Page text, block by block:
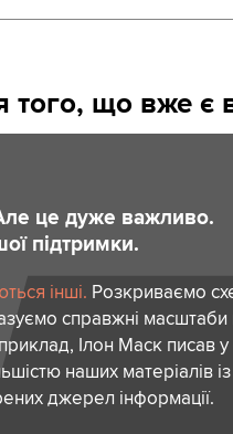
того, що вже є в
це дуже важливо.
підтримки.
інші. Розкриваємо
справжні
Ілон Маск писав у
наших матеріалів
джерел інформації.